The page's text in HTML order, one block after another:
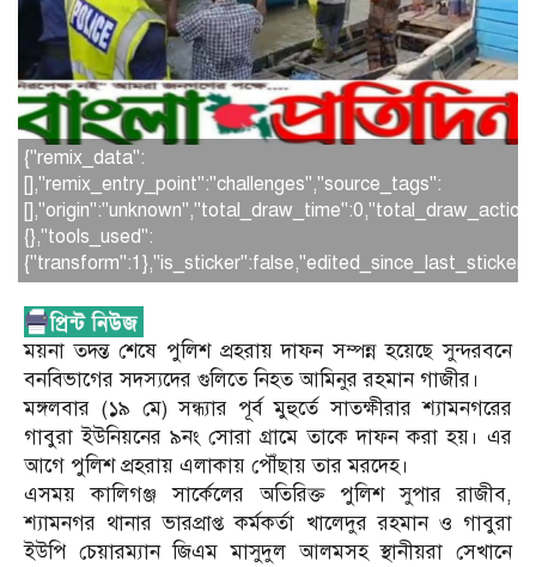
{"remix_data":
[],"remix_entry_point":"challenges","source_tags":
{},"tools_used":
ময়না তদন্ত শেষে পুলিশ প্রহরায় দাফন সম্পন্ন হয়েছে সুন্দরবনে
বনবিভাগের সদস্যদের গুলিতে নিহত আমিনুর রহমান গাজীর।
‎মঙ্গলবার (১৯ মে) সন্ধ্যার পূর্ব মুহুর্তে সাতক্ষীরার শ্যামনগরের
গাবুরা ইউনিয়নের ৯নং সোরা গ্রামে তাকে দাফন করা হয়। এর
আগে পুলিশ প্রহরায় এলাকায় পৌঁছায় তার মরদেহ।
‎এসময় কালিগঞ্জ সার্কেলের অতিরিক্ত পুলিশ সুপার রাজীব,
শ্যামনগর থানার ভারপ্রাপ্ত কর্মকর্তা খালেদুর রহমান ও গাবুরা
ইউপি চেয়ারম্যান জিএম মাসুদুল আলমসহ স্থানীয়রা সেখানে